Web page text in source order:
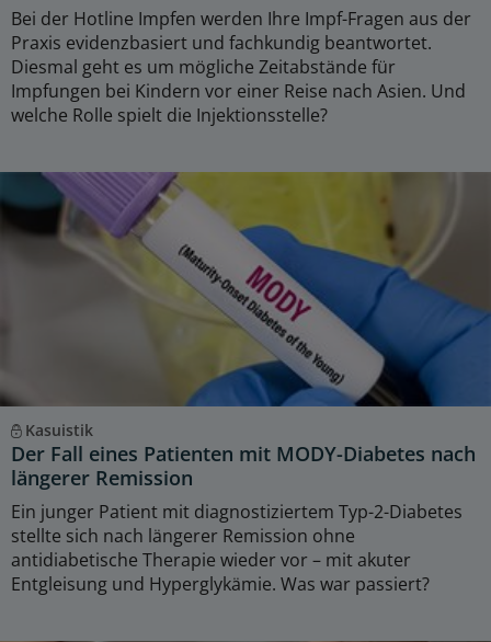
Bei der Hotline Impfen werden Ihre Impf-Fragen aus der
Praxis evidenzbasiert und fachkundig beantwortet.
Diesmal geht es um mögliche Zeitabstände für
Impfungen bei Kindern vor einer Reise nach Asien. Und
welche Rolle spielt die Injektionsstelle?
Kasuistik
Der Fall eines Patienten mit MODY-Diabetes nach
längerer Remission
Ein junger Patient mit diagnostiziertem Typ-2-Diabetes
stellte sich nach längerer Remission ohne
antidiabetische Therapie wieder vor – mit akuter
Entgleisung und Hyperglykämie. Was war passiert?